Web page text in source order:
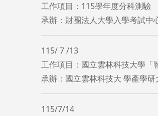
工作項目：115學年度分科測驗
承辦：財團法人大學入學考試中
115/ 7 /13
工作項目：國立雲林科技大學「
承辦：國立雲林科技大 學產學研
115/7/14